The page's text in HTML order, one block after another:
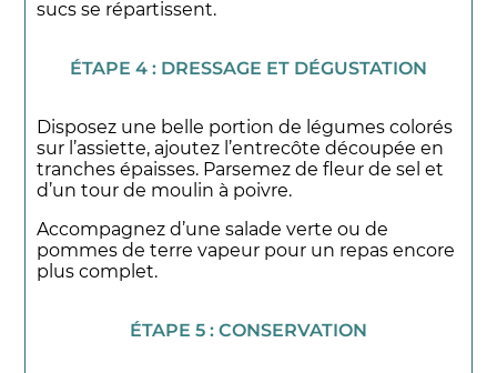
sucs se répartissent.
ÉTAPE 4 : DRESSAGE ET DÉGUSTATION
Disposez une belle portion de légumes colorés
sur l’assiette, ajoutez l’entrecôte découpée en
tranches épaisses. Parsemez de fleur de sel et
d’un tour de moulin à poivre.
Accompagnez d’une salade verte ou de
pommes de terre vapeur pour un repas encore
plus complet.
ÉTAPE 5 : CONSERVATION